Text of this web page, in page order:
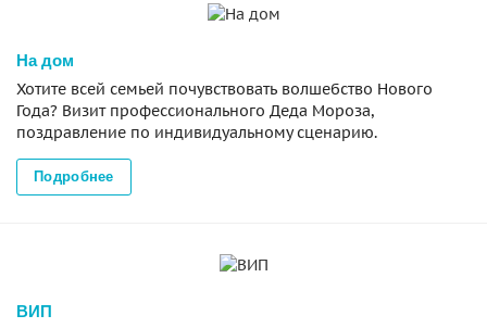
На дом
Хотите всей семьей почувствовать волшебство Нового
Года? Визит профессионального Деда Мороза,
поздравление по индивидуальному сценарию.
Подробнее
ВИП